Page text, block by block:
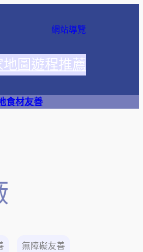
網站導覽
圖遊程推薦
食材友善
無障礙友善